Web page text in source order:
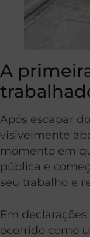
A
Após escapar
visivelmente
momento em
pública e
seu trabalho e
Em
ocorrido como